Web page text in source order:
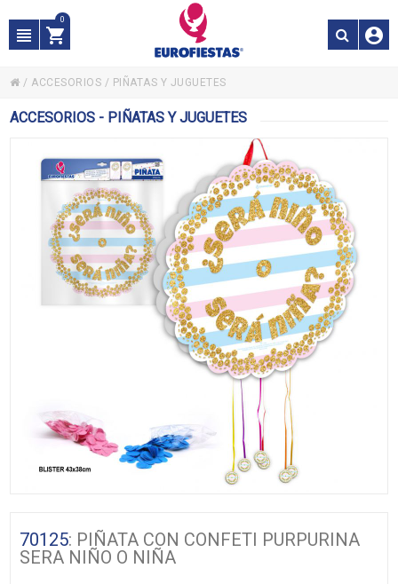
0
/ ACCESORIOS / PIÑATAS Y JUGUETES
ACCESORIOS - PIÑATAS Y JUGUETES
70125: PIÑATA CON CONFETI PURPURINA
SERA NIÑO O NIÑA